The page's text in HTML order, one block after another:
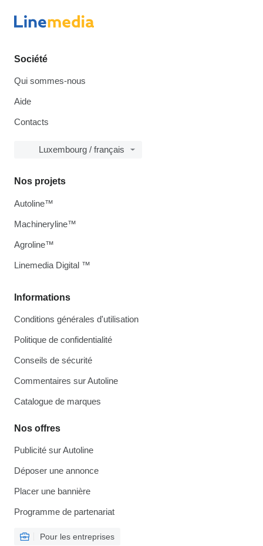
Société
Qui sommes-nous
Aide
Contacts
Luxembourg / français
Informations
Conditions générales d'utilisation
Politique de confidentialité
Conseils de sécurité
Commentaires sur Autoline
Catalogue de marques
Nos offres
Publicité sur Autoline
Déposer une annonce
Placer une bannière
Programme de partenariat
Pour les entreprises
Nos projets
Autoline™
Machineryline™
Agroline™
Linemedia Digital ™